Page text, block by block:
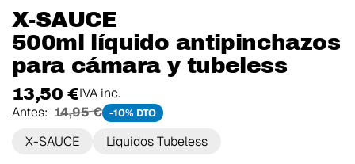
X-SAUCE
500ml líquido antipinchazos
para cámara y tubeless
13,50 €IVA inc.
Antes: 14,95 € -10% DTO
X-SAUCE Liquidos Tubeless